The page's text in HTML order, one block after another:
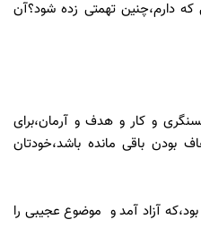
دارم،چنین تهمتی زده شود؟آن
و کار و هدف و آرمان،برای
بودن باقی مانده باشد،خودتان
آزاد آمد و موضوع عجیبی را